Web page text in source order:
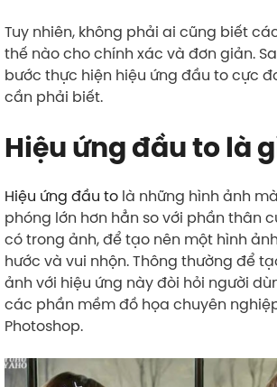
Tuy nhiên, không phải ai cũng biết
thế nào cho chính xác và đơn giản.
bước thực hiện hiệu ứng đầu to cực
cần phải biết.
Hiệu ứng đầu to là
Hiệu ứng đầu to là những hình ảnh
phóng lớn hơn hẳn so với phần thân
có trong ảnh, để tạo nên một hình
hước và vui nhộn. Thông thường để
ảnh với hiệu ứng này đòi hỏi người
các phần mềm đồ họa chuyên
Photoshop.